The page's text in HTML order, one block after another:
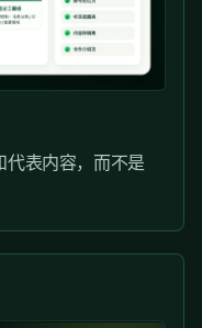
表内容，而不是